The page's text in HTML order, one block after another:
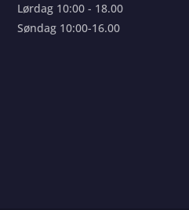
Lørdag 10:00 - 18.00
Søndag 10:00-16.00